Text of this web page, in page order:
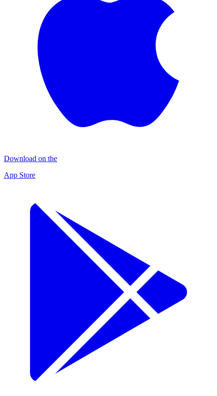
Download on the
App Store